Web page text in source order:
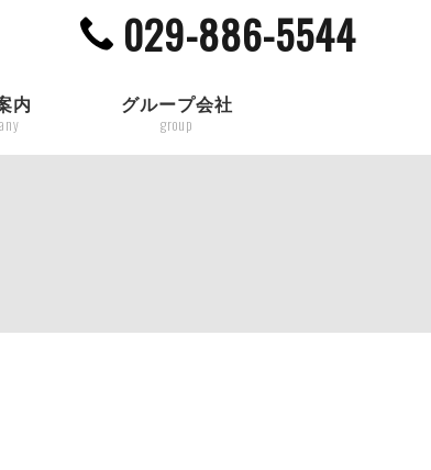
029-886-5544
内 グループ会社
group